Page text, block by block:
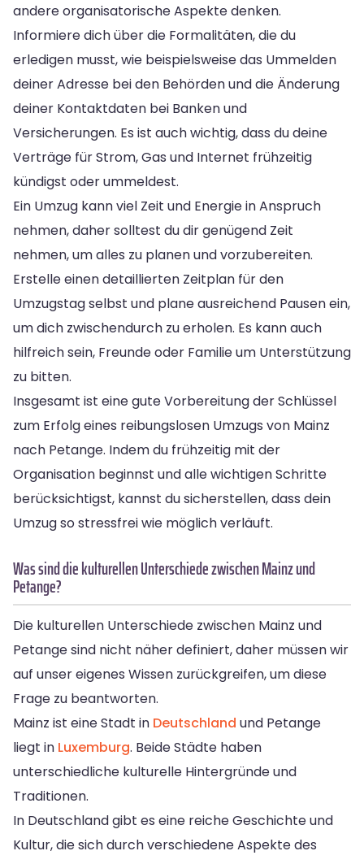
andere organisatorische Aspekte denken.
Informiere dich über die Formalitäten, die du
erledigen musst, wie beispielsweise das Ummelden
deiner Adresse bei den Behörden und die Änderung
deiner Kontaktdaten bei Banken und
Versicherungen. Es ist auch wichtig, dass du deine
Verträge für Strom, Gas und Internet frühzeitig
kündigst oder ummeldest.
Ein Umzug kann viel Zeit und Energie in Anspruch
nehmen, daher solltest du dir genügend Zeit
nehmen, um alles zu planen und vorzubereiten.
Erstelle einen detaillierten Zeitplan für den
Umzugstag selbst und plane ausreichend Pausen ein,
um dich zwischendurch zu erholen. Es kann auch
hilfreich sein, Freunde oder Familie um Unterstützung
zu bitten.
Insgesamt ist eine gute Vorbereitung der Schlüssel
zum Erfolg eines reibungslosen Umzugs von Mainz
nach Petange. Indem du frühzeitig mit der
Organisation beginnst und alle wichtigen Schritte
berücksichtigst, kannst du sicherstellen, dass dein
Umzug so stressfrei wie möglich verläuft.
Was sind die kulturellen Unterschiede zwischen Mainz und
Petange?
Die kulturellen Unterschiede zwischen Mainz und
Petange sind nicht näher definiert, daher müssen wir
auf unser eigenes Wissen zurückgreifen, um diese
Frage zu beantworten.
Mainz ist eine Stadt in Deutschland und Petange
liegt in Luxemburg. Beide Städte haben
unterschiedliche kulturelle Hintergründe und
Traditionen.
In Deutschland gibt es eine reiche Geschichte und
Kultur, die sich durch verschiedene Aspekte des